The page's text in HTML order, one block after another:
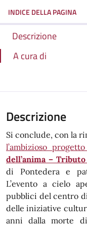
INDICE DELLA PAGINA
Descrizione
A cura di
Descrizione
Si conclude, con la
l’ambizioso
dell’anima –
di Pontedera e
L’evento a cielo
pubblici del centro
delle iniziative
anni dalla morte